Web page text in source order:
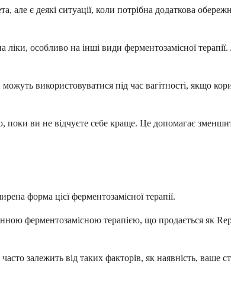
є деякі ситуації, коли потрібна додаткова
ліки, особливо на інші види ферментозамісної
використовуватися під час вагітності, якщо
поки ви не відчуєте себе краще. Це допомагає
форма цієї ферментозамісної терапії.
ферментозамісною терапією, що продається як
залежить від таких факторів, як наявність, ваше